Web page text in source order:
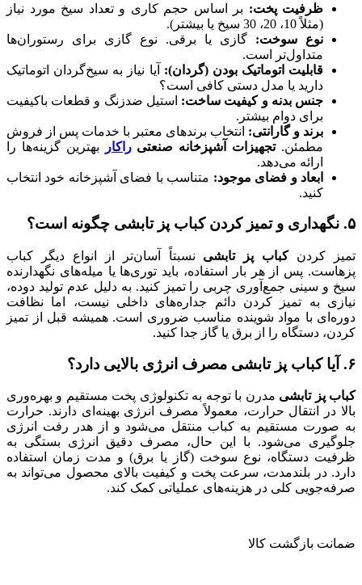
ظرفیت پخت: بر اساس حجم کاری و تعداد سیخ مورد نیاز
(مثلاً 10، 20، 30 سیخ یا بیشتر).
نوع سوخت: گازی یا برقی. نوع گازی برای رستوران‌ها
متداول‌تر است.
قابلیت اتوماتیک بودن (گردان): آیا نیاز به سیخ‌گردان اتوماتیک
دارید یا مدل دستی کافی است؟
جنس بدنه و کیفیت ساخت: استیل ضدزنگ و قطعات باکیفیت
برای دوام بیشتر.
برند و گارانتی: انتخاب برندهای معتبر با خدمات پس از فروش
مطمئن.تجهیزات آشپزخانه صنعتیراکار
بهترین گزینه‌ها را
ارائه می‌دهد.
ابعاد و فضای موجود: متناسب با فضای آشپزخانه خود انتخاب
کنید.
۵. نگهداری و تمیز کردن کباب پز تابشی چگونه است؟
تمیز کردنکباب پز تابشی نسبتاً آسان‌تر از انواع دیگر کباب
پزهاست. پس از هر بار استفاده، باید توری‌ها یا میله‌های نگهدارنده
سیخ و سینی جمع‌آوری چربی را تمیز کنید. به دلیل عدم تولید دوده،
نیازی به تمیز کردن دائم جداره‌های داخلی نیست، اما نظافت
دوره‌ای با مواد شوینده مناسب ضروری است. همیشه قبل از تمیز
کردن، دستگاه را از برق یا گاز جدا کنید.
۶. آیا کباب پز تابشی مصرف انرژی بالایی دارد؟
کباب پز تابشی مدرن با توجه به تکنولوژی پخت مستقیم و بهره‌وری
بالا در انتقال حرارت، معمولاً مصرف انرژی بهینه‌ای دارند. حرارت
به صورت مستقیم به کباب منتقل می‌شود و از هدر رفت انرژی
جلوگیری می‌شود. با این حال، مصرف دقیق انرژی بستگی به
ظرفیت دستگاه، نوع سوخت (گاز یا برق) و مدت زمان استفاده
دارد. در بلندمدت، سرعت پخت و کیفیت بالای محصول می‌تواند به
صرفه‌جویی کلی در هزینه‌های عملیاتی کمک کند.
ضمانت بازگشت کالا